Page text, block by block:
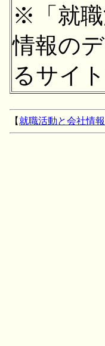
※「就職
情報の
るサイ
【 就職活動と会社情